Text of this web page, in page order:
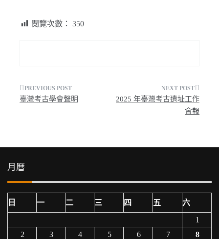
閱覽次數： 350
文
覽
臺灣考古學會聲明
2025 年臺灣考古遺址工作
會報
月曆
日 一 二 三 四 五 六
1
2
3 4 5 6 7
8